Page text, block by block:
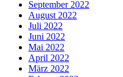
September 2022
August 2022
Juli 2022
Juni 2022
Mai 2022
April 2022
März 2022